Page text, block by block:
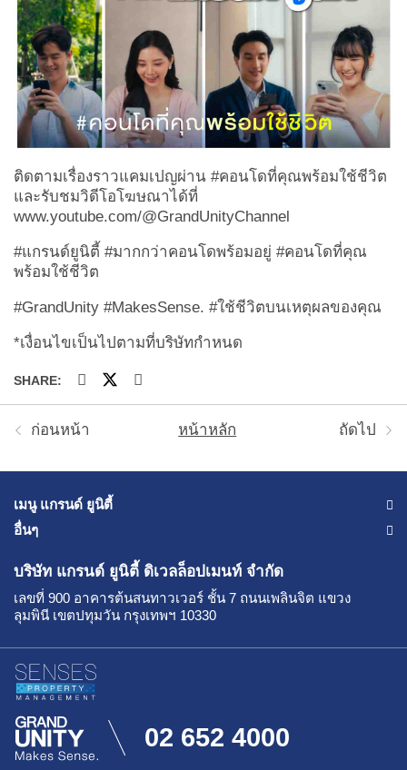
ติดตามเรื่องราวแคมเปญผ่าน #คอนโดที่คุณพร้อมใช้ชีวิต
และรับชมวิดีโอโฆษณาได้ที่
www.youtube.com/@GrandUnityChannel
#แกรนด์ยูนิตี้ #มากกว่าคอนโดพร้อมอยู่ #คอนโดที่คุณ
พร้อมใช้ชีวิต
#GrandUnity #MakesSense. #ใช้ชีวิตบนเหตุผลของคุณ
*เงื่อนไขเป็นไปตามที่บริษัทกำหนด
SHARE:
ก่อนหน้า หน้าหลัก ถัดไป
เมนู แกรนด์ ยูนิตี้
อื่นๆ
บริษัท แกรนด์ ยูนิตี้ ดิเวลล็อปเมนท์ จำกัด
เลขที่ 900 อาคารต้นสนทาวเวอร์ ชั้น 7 ถนนเพลินจิต แขวง
ลุมพินี เขตปทุมวัน กรุงเทพฯ 10330
02 652 4000